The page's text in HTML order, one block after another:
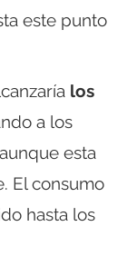
este punto
los
a los
esta
El consumo
hasta los